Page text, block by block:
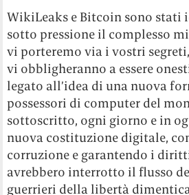
WikiLeaks e Bitcoin sono stati
sotto pressione il complesso
vi porteremo via i vostri
vi obbligheranno a essere
legato all’idea di una nuova
possessori di computer del
sottoscritto, ogni giorno e in
nuova costituzione digitale,
corruzione e garantendo i
avrebbero interrotto il flusso
guerrieri della libertà